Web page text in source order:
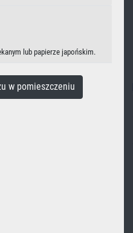
lub papierze japońskim.
w pomieszczeniu